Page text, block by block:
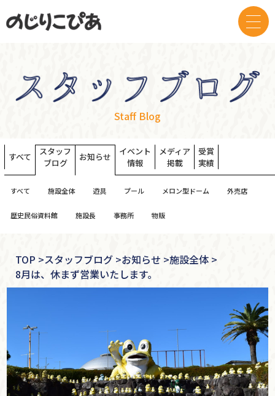
Staff Blog
すべて
スタッフ
ブログ
お知らせ
イベント
情報
メディア
掲載
受賞
実績
すべて 施設全体 遊具 プール メロン型ドーム 外売店
歴史民俗資料館 施設長 事務所 物販
TOP >スタッフブログ >お知らせ >施設全体 >
8月は、休まず営業いたします。